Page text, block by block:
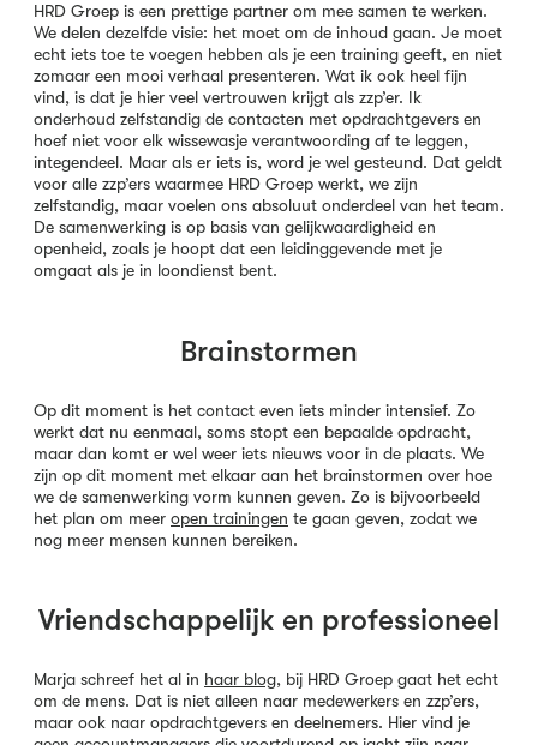
HRD Groep is een prettige partner om mee samen te werken.
We delen dezelfde visie: het moet om de inhoud gaan. Je moet
echt iets toe te voegen hebben als je een training geeft, en niet
zomaar een mooi verhaal presenteren. Wat ik ook heel fijn
vind, is dat je hier veel vertrouwen krijgt als zzp’er. Ik
onderhoud zelfstandig de contacten met opdrachtgevers en
hoef niet voor elk wissewasje verantwoording af te leggen,
integendeel. Maar als er iets is, word je wel gesteund. Dat geldt
voor alle zzp’ers waarmee HRD Groep werkt, we zijn
zelfstandig, maar voelen ons absoluut onderdeel van het team.
De samenwerking is op basis van gelijkwaardigheid en
openheid, zoals je hoopt dat een leidinggevende met je
omgaat als je in loondienst bent.
Brainstormen
Op dit moment is het contact even iets minder intensief. Zo
werkt dat nu eenmaal, soms stopt een bepaalde opdracht,
maar dan komt er wel weer iets nieuws voor in de plaats. We
zijn op dit moment met elkaar aan het brainstormen over hoe
we de samenwerking vorm kunnen geven. Zo is bijvoorbeeld
het plan om meer open trainingen te gaan geven, zodat we
nog meer mensen kunnen bereiken.
Vriendschappelijk en professioneel
Marja schreef het al in haar blog, bij HRD Groep gaat het echt
om de mens. Dat is niet alleen naar medewerkers en zzp’ers,
maar ook naar opdrachtgevers en deelnemers. Hier vind je